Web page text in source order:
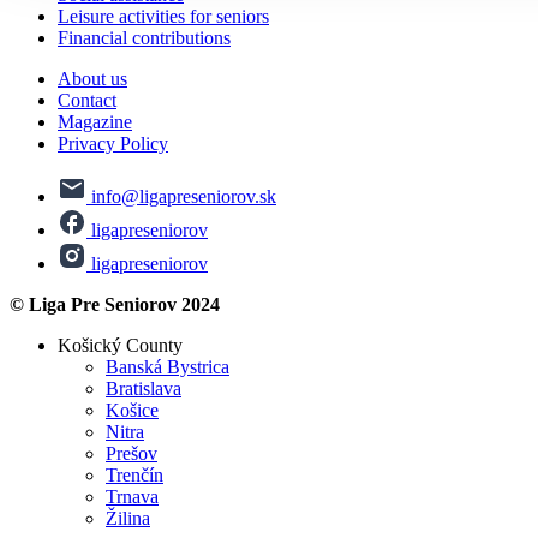
Leisure activities for seniors
Financial contributions
About us
Contact
Magazine
Privacy Policy
info@ligapreseniorov.sk
ligapreseniorov
ligapreseniorov
© Liga Pre Seniorov 2024
Košický County
Banská Bystrica
Bratislava
Košice
Nitra
Prešov
Trenčín
Trnava
Žilina